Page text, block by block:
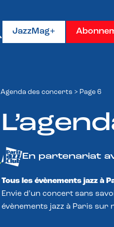
JazzMag+
Agenda des concerts > Page 6
En partenariat
Tous les évènements jazz à
Envie d’un concert sans
évènements jazz à Paris sur